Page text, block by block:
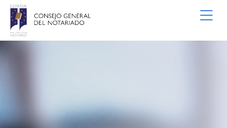
Siirry pääsisältöön